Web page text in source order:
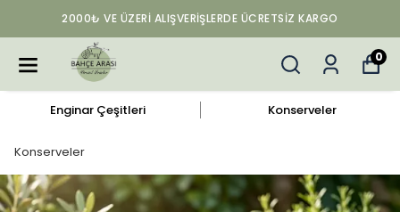
2000₺ VE ÜZERI ALIŞVERIŞLERDE ÜCRETSIZ KARGO
0
Enginar Çeşitleri Konserveler
Konserveler